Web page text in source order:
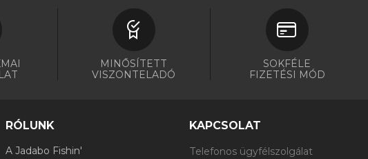
MINŐSÍTETT
VISZONTELADÓ
SOKFÉLE
FIZETÉSI MÓD
RÓLUNK
A Jadabo Fishin'
KAPCSOLAT
Telefonos ügyfélszolgálat